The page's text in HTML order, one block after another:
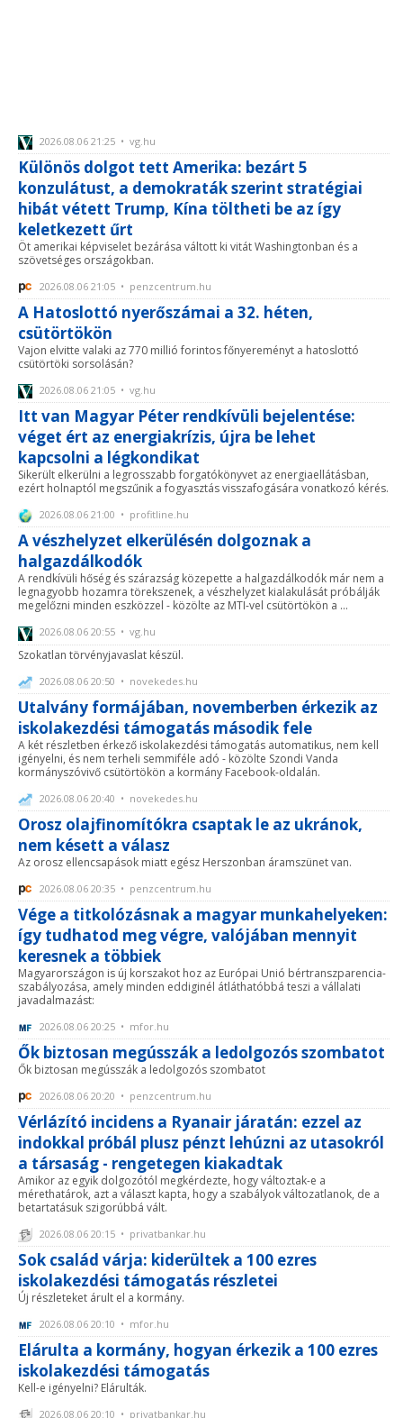
2026.08.06 21:25 • vg.hu
Különös dolgot tett Amerika: bezárt 5
konzulátust, a demokraták szerint stratégiai
hibát vétett Trump, Kína töltheti be az így
keletkezett űrt
Öt amerikai képviselet bezárása váltott ki vitát Washingtonban és a
szövetséges országokban.
2026.08.06 21:05 • penzcentrum.hu
A Hatoslottó nyerőszámai a 32. héten,
csütörtökön
Vajon elvitte valaki az 770 millió forintos főnyereményt a hatoslottó
csütörtöki sorsolásán?
2026.08.06 21:05 • vg.hu
Itt van Magyar Péter rendkívüli bejelentése:
véget ért az energiakrízis, újra be lehet
kapcsolni a légkondikat
Sikerült elkerülni a legrosszabb forgatókönyvet az energiaellátásban,
ezért holnaptól megszűnik a fogyasztás visszafogására vonatkozó kérés.
2026.08.06 21:00 • profitline.hu
A vészhelyzet elkerülésén dolgoznak a
halgazdálkodók
A rendkívüli hőség és szárazság közepette a halgazdálkodók már nem a
legnagyobb hozamra törekszenek, a vészhelyzet kialakulását próbálják
megelőzni minden eszközzel - közölte az MTI-vel csütörtökön a ...
2026.08.06 20:55 • vg.hu
Szokatlan törvényjavaslat készül.
2026.08.06 20:50 • novekedes.hu
Utalvány formájában, novemberben érkezik az
iskolakezdési támogatás második fele
A két részletben érkező iskolakezdési támogatás automatikus, nem kell
igényelni, és nem terheli semmiféle adó - közölte Szondi Vanda
kormányszóvivő csütörtökön a kormány Facebook-oldalán.
2026.08.06 20:40 • novekedes.hu
Orosz olajfinomítókra csaptak le az ukránok,
nem késett a válasz
Az orosz ellencsapások miatt egész Herszonban áramszünet van.
2026.08.06 20:35 • penzcentrum.hu
Vége a titkolózásnak a magyar munkahelyeken:
így tudhatod meg végre, valójában mennyit
keresnek a többiek
Magyarországon is új korszakot hoz az Európai Unió bértranszparencia-
szabályozása, amely minden eddiginél átláthatóbbá teszi a vállalati
javadalmazást:
2026.08.06 20:25 • mfor.hu
Ők biztosan megússzák a ledolgozós szombatot
Ők biztosan megússzák a ledolgozós szombatot
2026.08.06 20:20 • penzcentrum.hu
Vérlázító incidens a Ryanair járatán: ezzel az
indokkal próbál plusz pénzt lehúzni az utasokról
a társaság - rengetegen kiakadtak
Amikor az egyik dolgozótól megkérdezte, hogy változtak-e a
mérethatárok, azt a választ kapta, hogy a szabályok változatlanok, de a
betartatásuk szigorúbbá vált.
2026.08.06 20:15 • privatbankar.hu
Sok család várja: kiderültek a 100 ezres
iskolakezdési támogatás részletei
Új részleteket árult el a kormány.
2026.08.06 20:10 • mfor.hu
Elárulta a kormány, hogyan érkezik a 100 ezres
iskolakezdési támogatás
Kell-e igényelni? Elárulták.
2026.08.06 20:10 • privatbankar.hu